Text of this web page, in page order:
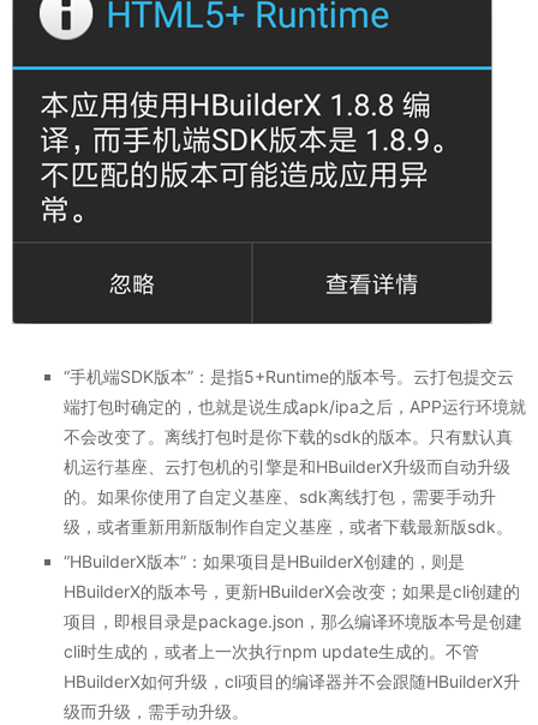
“手机端SDK版本”：是指5+Runtime的版本号。云打包提交云
端打包时确定的，也就是说生成apk/ipa之后，APP运行环境就
不会改变了。离线打包时是你下载的sdk的版本。只有默认真
机运行基座、云打包机的引擎是和HBuilderX升级而自动升级
的。如果你使用了自定义基座、sdk离线打包，需要手动升
级，或者重新用新版制作自定义基座，或者下载最新版sdk。
“HBuilderX版本”：如果项目是HBuilderX创建的，则是
HBuilderX的版本号，更新HBuilderX会改变；如果是cli创建的
项目，即根目录是package.json，那么编译环境版本号是创建
cli时生成的，或者上一次执行npm update生成的。不管
HBuilderX如何升级，cli项目的编译器并不会跟随HBuilderX升
级而升级，需手动升级。